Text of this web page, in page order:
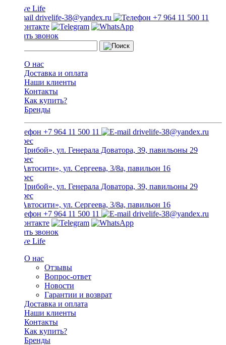
drivelife-38@yandex.ru +7 964 11 500 11
Заказать звонок
О нас
Доставка и оплата
Наши клиенты
Контакты
Как купить?
Бренды
+7 964 11 500 11 drivelife-38@yandex.ru
ТЦ «Прибой», ул. Генерала Доватора, 39, павильоны 29
ТЦ «Автосити», ул. Сергеева, 3/8а, павильон 16
ТЦ «Прибой», ул. Генерала Доватора, 39, павильоны 29
ТЦ «Автосити», ул. Сергеева, 3/8а, павильон 16
+7 964 11 500 11
drivelife-38@yandex.ru
Заказать звонок
О нас
Отзывы
Вопрос-ответ
Новости
Гарантии и возврат
Доставка и оплата
Наши клиенты
Контакты
Как купить?
Бренды